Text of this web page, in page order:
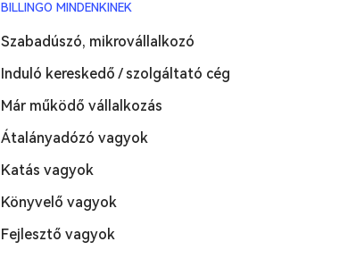
BILLINGO MINDENKINEK
Szabadúszó, mikrovállalkozó
Induló kereskedő / szolgáltató cég
Már működő vállalkozás
Átalányadózó vagyok
Katás vagyok
Könyvelő vagyok
Fejlesztő vagyok